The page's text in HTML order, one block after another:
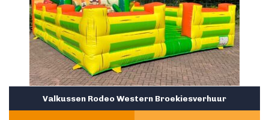
Valkussen Rodeo Western Broekiesverhuur